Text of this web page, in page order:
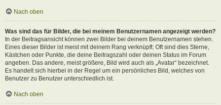
Nach oben
Was sind das für Bilder, die bei meinem Benutzernamen angezeigt werden?
In der Beitragsansicht können zwei Bilder bei deinem Benutzernamen stehen.
Eines dieser Bilder ist meist mit deinem Rang verknüpft: Oft sind dies Sterne,
Kästchen oder Punkte, die deine Beitragszahl oder deinen Status im Forum
angeben. Das andere, meist größere, Bild wird auch als „Avatar“ bezeichnet.
Es handelt sich hierbei in der Regel um ein persönliches Bild, welches von
Benutzer zu Benutzer unterschiedlich ist.
Nach oben